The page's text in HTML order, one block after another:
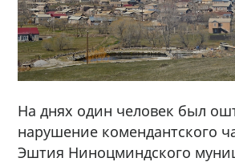
На днях один человек был
нарушение комендантского
Эштия Ниноцминдского